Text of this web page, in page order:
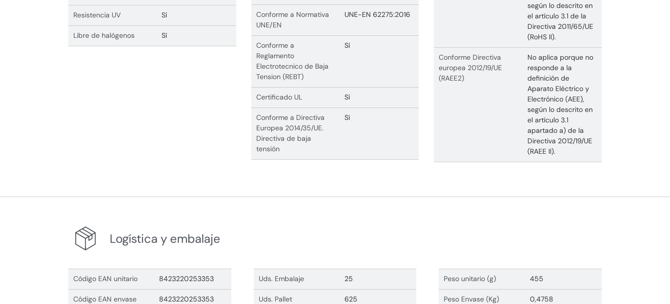
Resistencia UV Sí
Libre de halógenos Sí
Conforme a Normativa
UNE/EN
UNE-EN 62275:2016
Conforme a
Reglamento
Electrotecnico de Baja
Tension (REBT)
Sí
Certificado UL Sí
Conforme a Directiva
Europea 2014/35/UE.
Directiva de baja
tensión
Sí
según lo descrito en
el artículo 3.1 de la
Directiva 2011/65/UE
(RoHS II).
Conforme Directiva
europea 2012/19/UE
(RAEE2)
No aplica porque no
responde a la
definición de
Aparato Eléctrico y
Electrónico (AEE),
según lo descrito en
el artículo 3.1
apartado a) de la
Directiva 2012/19/UE
(RAEE II).
Logística y embalaje
Código EAN unitario 8423220253353
Código EAN envase 8423220253353
Uds. Embalaje 25
Uds. Pallet 625
Peso unitario (g) 455
Peso Envase (Kg) 0,4758